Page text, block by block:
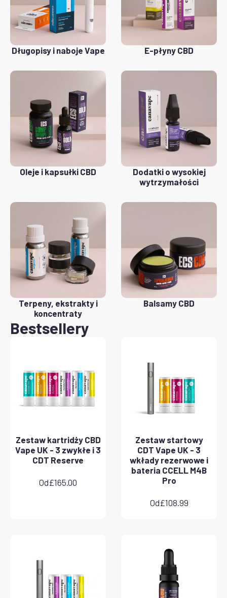
Długopisy i naboje Vape E-płyny CBD
Oleje i kapsułki CBD
Dodatki o wysokiej
wytrzymałości
Terpeny, ekstrakty i
koncentraty
Balsamy CBD
Bestsellery
Zestaw kartridży CBD
Vape UK - 3 zwykłe i 3
CDT Reserve
Od£165.00
Zestaw startowy
CDT Vape UK - 3
wkłady rezerwowe i
bateria CCELL M4B
Pro
Od£108.99